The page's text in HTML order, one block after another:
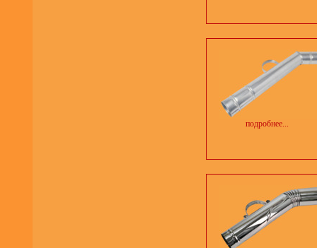
подробнее...